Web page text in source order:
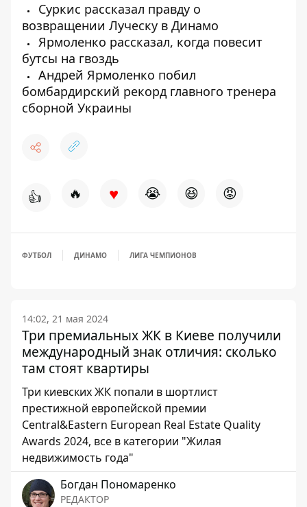
Суркис рассказал правду о
возвращении Луческу в Динамо
Ярмоленко рассказал, когда повесит
бутсы на гвоздь
Андрей Ярмоленко побил
бомбардирский рекорд главного тренера
сборной Украины
👍 🔥 ♥ 😭 😆 😡
ФУТБОЛ ДИНАМО ЛИГА ЧЕМПИОНОВ
14:02, 21 мая 2024
Три премиальных ЖК в Киеве получили
международный знак отличия: сколько
там стоят квартиры
Три киевских ЖК попали в шортлист
престижной европейской премии
Сentral&Eastern European Real Estate Quality
Awards 2024, все в категории "Жилая
недвижимость года"
Богдан Пономаренко
РЕДАКТОР